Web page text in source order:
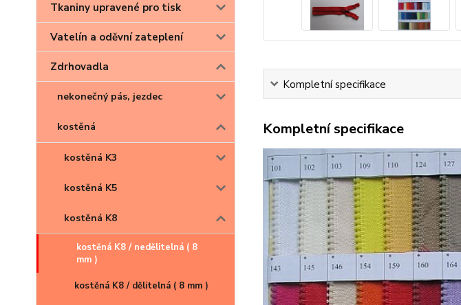
Tkaniny upravené pro tisk
Vatelín a oděvní zateplení
Zdrhovadla
nekonečný pás, jezdec
kostěná
kostěná K3
kostěná K5
kostěná K8
kostěná K8 / nedělitelná ( 8
mm )
kostěná K8 / dělitelná ( 8 mm )
Kompletní specifikace
Kompletní specifikace